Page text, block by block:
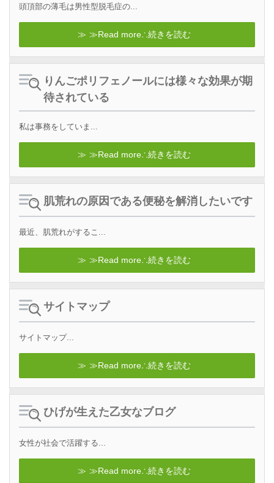
頭頂部の薄毛は男性型脱毛症の...
≫Read more∴続きを読む
りんごポリフェノールには様々な効果が期
待されている
私は事務をしていま...
≫Read more∴続きを読む
肌荒れの原因である便秘を解消したいです
最近、肌荒れがするこ...
≫Read more∴続きを読む
サイトマップ
サイトマップ...
≫Read more∴続きを読む
ひげが生えた乙女なブログ
女性が社会で活躍する...
≫Read more∴続きを読む